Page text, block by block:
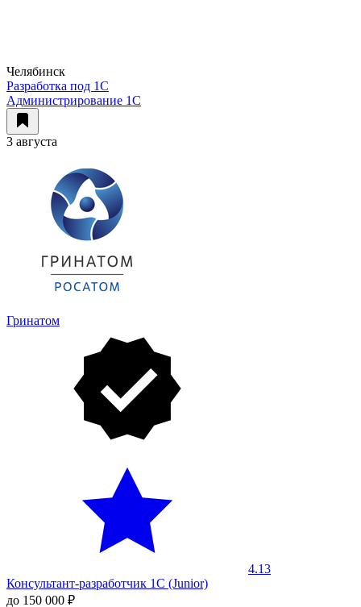
Челябинск
Разработка под 1С
Администрирование 1С
3 августа
Гринатом
4.13
Консультант-разработчик 1С (Junior)
до 150 000 ₽